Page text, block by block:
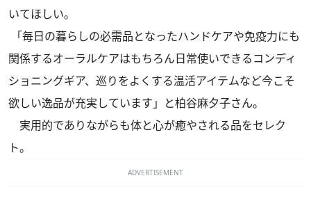
いてほしい。
「毎日の暮らしの必需品となったハンドケアや免疫力にも
関係するオーラルケアはもちろん日常使いできるコンディ
ショニングギア、巡りをよくする温活アイテムなど今こそ
欲しい逸品が充実しています」と柏谷麻夕子さん。
実用的でありながらも体と心が癒やされる品をセレク
ト。
ADVERTISEMENT